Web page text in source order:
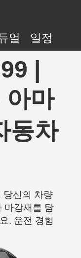
얼 일정
|
아마
동차
당신의 차량
마감재를 탐
. 운전 경험